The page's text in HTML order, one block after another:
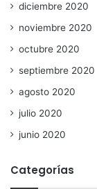
diciembre 2020
noviembre 2020
octubre 2020
septiembre 2020
agosto 2020
julio 2020
junio 2020
Categorías